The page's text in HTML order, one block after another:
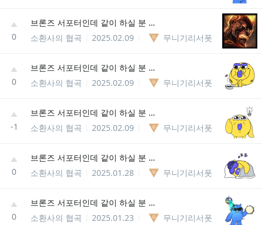
0
브론즈 서포터인데 같이 하실 분 정글 탑 미드 환영!!
소환사의 협곡
2025.02.09 무니기리서폿
0
브론즈 서포터인데 같이 하실 분 정글 탑 미드 환영!!
소환사의 협곡
2025.02.09 무니기리서폿
-1
브론즈 서포터인데 같이 하실 분 정글 탑 미드 환영!!
소환사의 협곡
2025.02.09 무니기리서폿
0
브론즈 서포터인데 같이 하실 분 정글 탑 미드 환영!!
소환사의 협곡
2025.01.28 무니기리서폿
0
브론즈 서포터인데 같이 하실 분 정글 탑 미드 환영!!
소환사의 협곡
2025.01.23 무니기리서폿